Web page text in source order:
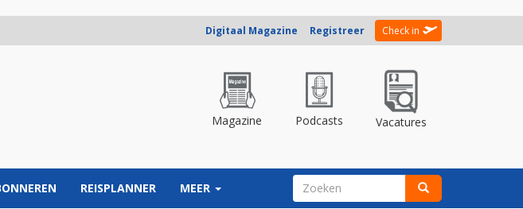
Digitaal Magazine Registreer Check in
Magazine Podcasts Vacatures
REISPLANNER MEER ZOEKVELD